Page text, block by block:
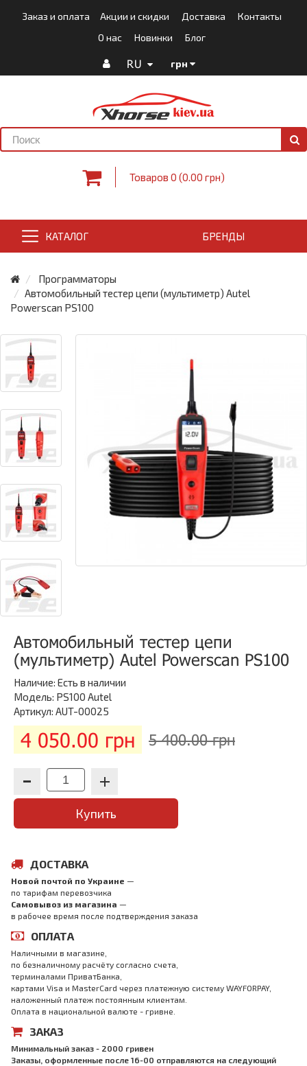
Заказ и оплата Акции и скидки Доставка
Контакты
О нас
Новинки Блог
RU грн
Товаров 0 (0.00 грн)
КАТАЛОГ БРЕНДЫ
Программаторы
Автомобильный тестер цепи (мультиметр) Autel
Powerscan PS100
Автомобильный тестер цепи
(мультиметр) Autel Powerscan PS100
Наличие: Есть в наличии
Модель: PS100 Autel
Артикул: AUT-00025
4 050.00 грн 5 400.00 грн
Купить
ДОСТАВКА
Новой почтой по Украине —
по тарифам перевозчика
Самовывоз из магазина —
в рабочее время после подтверждения заказа
ОПЛАТА
Наличными в магазине,
по безналичному расчёту согласно счета,
терминалами ПриватБанка,
картами Visa и MasterCard через платежную систему WAYFORPAY,
наложенный платеж постоянным клиентам.
Оплата в национальной валюте - гривне.
ЗАКАЗ
Минимальный заказ - 2000 гривен
Заказы, оформленные после 16-00 отправляются на следующий